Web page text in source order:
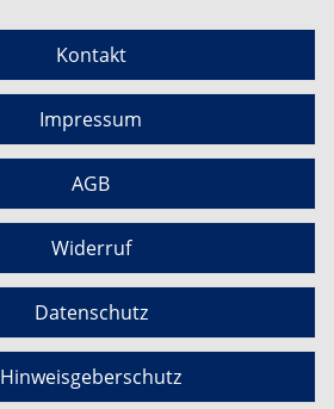
Kontakt
Impressum
AGB
Widerruf
Datenschutz
Hinweisgeberschutz